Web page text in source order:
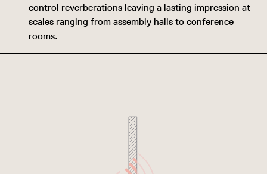
control reverberations leaving a lasting impression at
scales ranging from assembly halls to conference
rooms.